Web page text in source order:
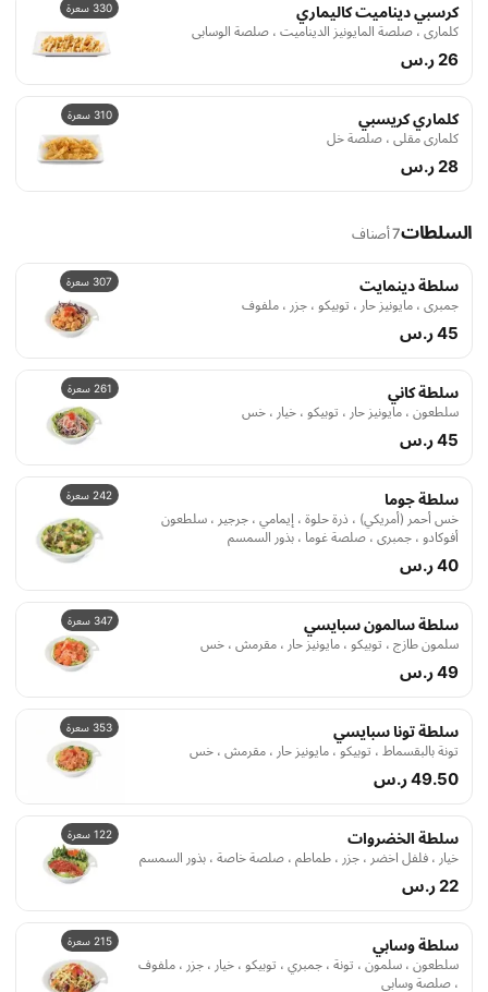
330 سعرة كرسبي ديناميت كاليماري
كلماري ، صلصة المايونيز الديناميت ، صلصة الوسابي
26 ر.س
310 سعرة كلماري كريسبي
كلماري مقلي ، صلصة خل
28 ر.س
السلطات7 أصناف
307 سعرة سلطة دينمايت
جمبري ، مايونيز حار ، توبيكو ، جزر ، ملفوف
45 ر.س
261 سعرة سلطة كاني
سلطعون ، مايونيز حار ، توبيكو ، خيار ، خس
45 ر.س
242 سعرة سلطة جوما
خس أحمر (أمريكي) ، ذرة حلوة ، إيمامي ، جرجير ، سلطعون
أفوكادو ، جمبري ، صلصة غوما ، بذور السمسم
40 ر.س
347 سعرة سلطة سالمون سبايسي
سلمون طازج ، توبيكو ، مايونيز حار ، مقرمش ، خس
49 ر.س
353 سعرة سلطة تونا سبايسي
تونة بالبقسماط ، توبيكو ، مايونيز حار ، مقرمش ، خس
49.50 ر.س
122 سعرة سلطة الخضروات
خيار ، فلفل اخضر ، جزر ، طماطم ، صلصة خاصة ، بذور السمسم
22 ر.س
215 سعرة سلطة وسابي
سلطعون ، سلمون ، تونة ، جمبري ، توبيكو ، خيار ، جزر ، ملفوف
، صلصة وسابي